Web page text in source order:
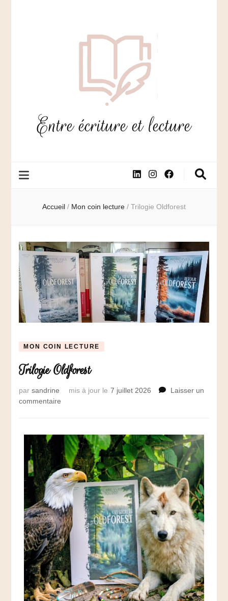
Entre écriture et lecture
Accueil / Mon coin lecture / Trilogie Oldforest
MON COIN LECTURE
Trilogie Oldforest
parsandrine mis à jour le 7 juillet 2026
Laisser un
commentaire